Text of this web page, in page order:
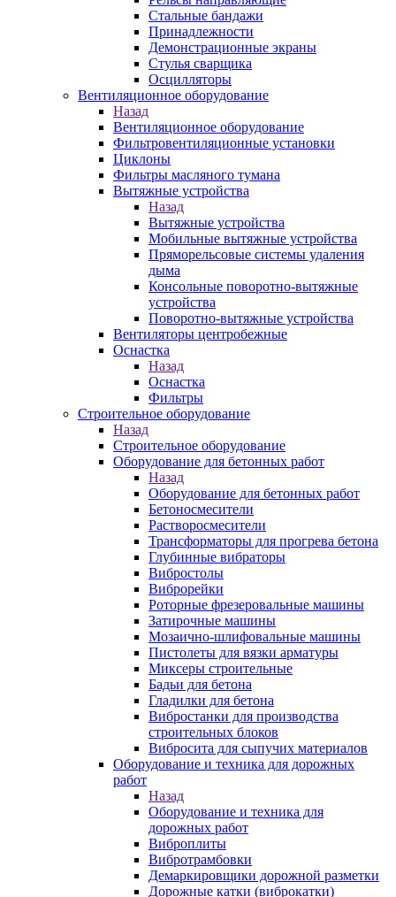
Стальные бандажи
Принадлежности
Демонстрационные экраны
Стулья сварщика
Осцилляторы
Вентиляционное оборудование
Назад
Вентиляционное оборудование
Фильтровентиляционные установки
Циклоны
Фильтры масляного тумана
Вытяжные устройства
Назад
Вытяжные устройства
Мобильные вытяжные устройства
Пряморельсовые системы удаления
дыма
Консольные поворотно-вытяжные
устройства
Поворотно-вытяжные устройства
Вентиляторы центробежные
Оснастка
Назад
Оснастка
Фильтры
Строительное оборудование
Назад
Строительное оборудование
Оборудование для бетонных работ
Назад
Оборудование для бетонных работ
Бетоносмесители
Растворосмесители
Трансформаторы для прогрева бетона
Глубинные вибраторы
Вибростолы
Виброрейки
Роторные фрезеровальные машины
Затирочные машины
Мозаично-шлифовальные машины
Пистолеты для вязки арматуры
Миксеры строительные
Бадьи для бетона
Гладилки для бетона
Вибростанки для производства
строительных блоков
Вибросита для сыпучих материалов
Оборудование и техника для дорожных
работ
Назад
Оборудование и техника для
дорожных работ
Виброплиты
Вибротрамбовки
Демаркировщики дорожной разметки
Дорожные катки (виброкатки)